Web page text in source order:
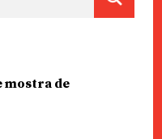
mostra de